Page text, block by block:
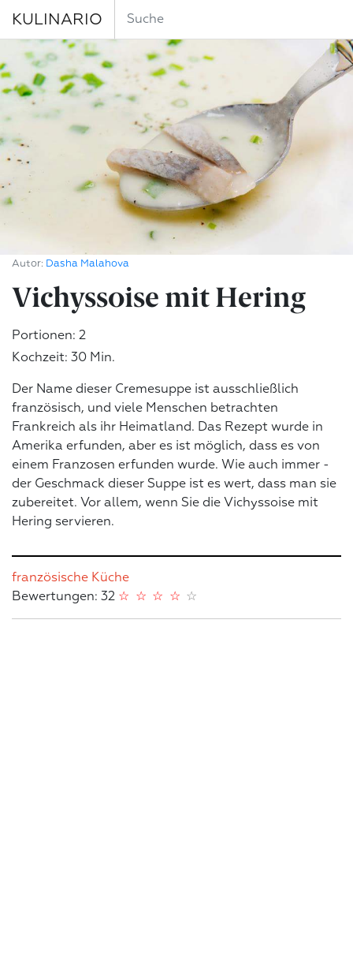
KULINARIO
Autor: Dasha Malahova
Vichyssoise mit Hering
Portionen: 2
Kochzeit: 30 Min.
Der Name dieser Cremesuppe ist ausschließlich
französisch, und viele Menschen betrachten
Frankreich als ihr Heimatland. Das Rezept wurde in
Amerika erfunden, aber es ist möglich, dass es von
einem Franzosen erfunden wurde. Wie auch immer -
der Geschmack dieser Suppe ist es wert, dass man sie
zubereitet. Vor allem, wenn Sie die Vichyssoise mit
Hering servieren.
französische Küche
Bewertungen: 32
☆
☆
☆
☆
☆